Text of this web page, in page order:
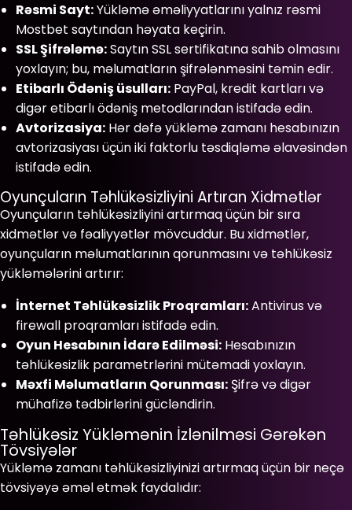
Rəsmi Sayt:Yükləmə əməliyyatlarını yalnız rəsmi
Mostbet saytından həyata keçirin.
SSL Şifrələmə:Saytın SSL sertifikatına sahib olmasını
yoxlayın; bu, məlumatların şifrələnməsini təmin edir.
Etibarlı Ödəniş üsulları: PayPal, kredit kartları və
digər etibarlı ödəniş metodlarından istifadə edin.
Avtorizasiya: Hər dəfə yükləmə zamanı hesabınızın
avtorizasiyası üçün iki faktorlu təsdiqləmə əlavəsindən
istifadə edin.
Oyunçuların Təhlükəsizliyini Artıran Xidmətlər
Oyunçuların təhlükəsizliyini artırmaq üçün bir sıra
xidmətlər və fəaliyyətlər mövcuddur. Bu xidmətlər,
oyunçuların məlumatlarının qorunmasını və təhlükəsiz
yükləmələrini artırır:
İnternet Təhlükəsizlik Proqramları:Antivirus və
firewall proqramları istifadə edin.
Oyun Hesabının İdarə Edilməsi: Hesabınızın
təhlükəsizlik parametrlərini mütəmadi yoxlayın.
Məxfi Məlumatların Qorunması: Şifrə və digər
mühafizə tədbirlərini gücləndirin.
Təhlükəsiz Yükləmənin İzlənilməsi Gərəkən
Tövsiyələr
Yükləmə zamanı təhlükəsizliyinizi artırmaq üçün bir neçə
tövsiyəyə əməl etmək faydalıdır: